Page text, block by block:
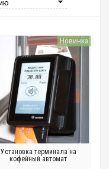
Новинка
Установка терминала на
кофейный автомат